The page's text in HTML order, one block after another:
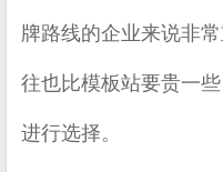
牌路线的企业来说非
往也比模板站要贵一
进行选择。